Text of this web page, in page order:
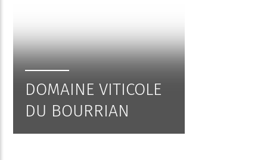
DOMAINE VITICOLE
DU BOURRIAN